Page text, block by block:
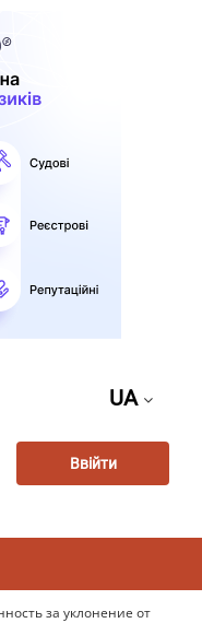
UA
Ввійти
за уклонение от